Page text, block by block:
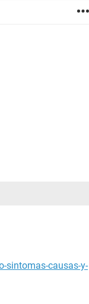
sintomas-causas-y-